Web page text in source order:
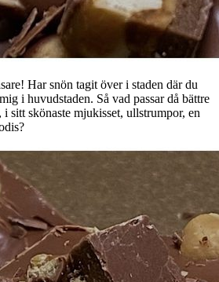
Har snön tagit över i staden där du
i huvudstaden. Så vad passar då bättre
i sitt skönaste mjukisset, ullstrumpor, en